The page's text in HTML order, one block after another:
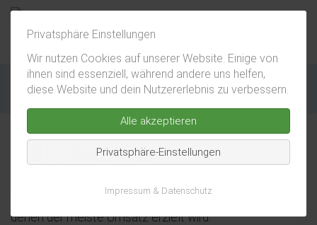
Privatsphäre Einstellungen
Wir nutzen Cookies auf unserer Website. Einige von
ihnen sind essenziell, während andere uns helfen,
diese Website und dein Nutzererlebnis zu verbessern.
Alle akzeptieren
Privatsphäre-Einstellungen
Impressum & Datenschutz
Ruske Consulting München / Media & Wissen /Vertriebs-Lexikon /ABC-Kunden
ABC-Kunden
Identifikation & Klassifizierung der eigenen Kunden, mit
denen der meiste Umsatz erzielt wird.